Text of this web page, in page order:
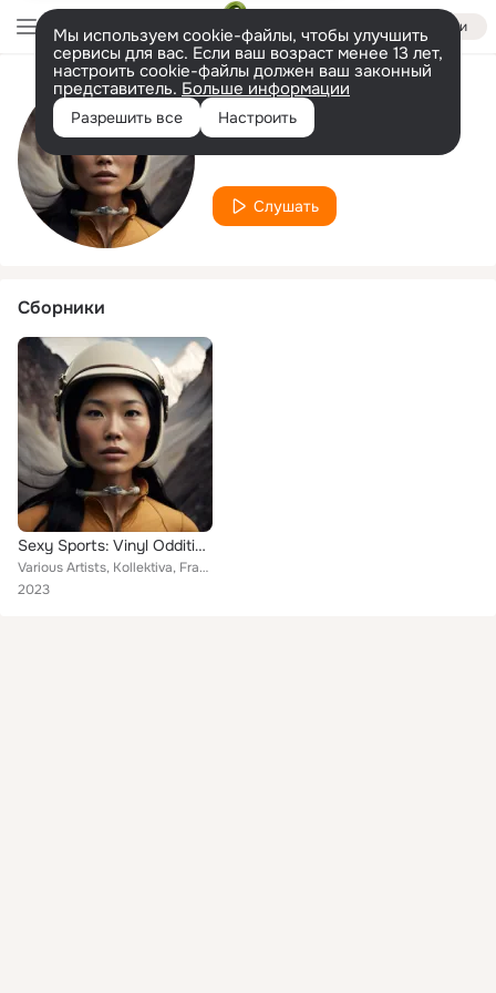
Войти
Мы используем cookie-файлы, чтобы улучшить
сервисы для вас. Если ваш возраст менее 13 лет,
настроить cookie-файлы должен ваш законный
представитель. Больше информации
Разрешить все Настроить
Исполнитель
Sheila Landis
Слушать
Сборники
Sexy Sports: Vinyl Oddities & Break Beats 1960-1984, Vol. 5
Various Artists, Kollektiva, Franco Tallarita, Sheila Landis, Doug Riley, Frank Pleyer Orchester, Marcos Resende, Werner Müller...
2023